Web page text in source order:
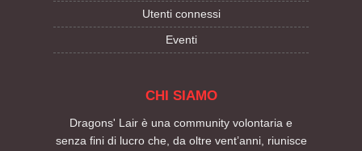
Utenti connessi
Eventi
CHI SIAMO
Dragons' Lair è una community volontaria e
senza fini di lucro che, da oltre vent’anni, riunisce